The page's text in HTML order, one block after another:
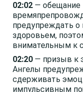
02:02 — обещание
предупреждать
здоровьем,
внимательным к
02:20 — призыв к
Ангелы
сдерживать
импульсивным